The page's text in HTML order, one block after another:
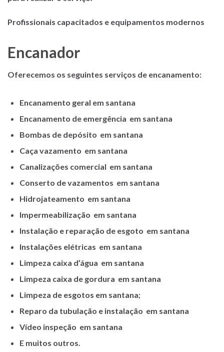
Profissionais capacitados e equipamentos modernos
Encanador
Oferecemos os seguintes serviços de encanamento:
Encanamento geral em santana
Encanamento de emergência em santana
Bombas de depósito em santana
Caça vazamento em santana
Canalizações comercial em santana
Conserto de vazamentos em santana
Hidrojateamento em santana
Impermeabilização em santana
Instalação e reparação de esgoto em santana
Instalações elétricas em santana
Limpeza caixa d’água em santana
Limpeza caixa de gordura em santana
Limpeza de esgotos em santana;
Reparo da tubulação e instalação em santana
Vídeo inspeção em santana
E muitos outros.